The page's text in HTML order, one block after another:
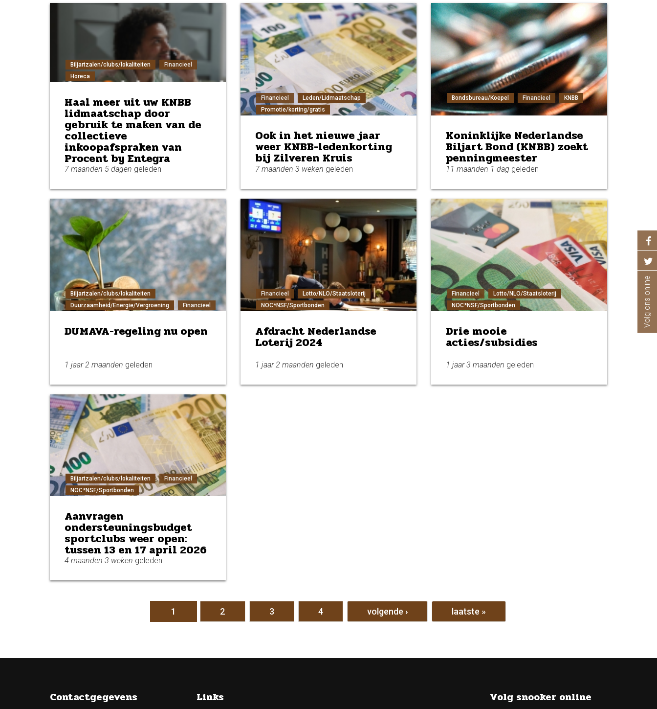
Biljartzalen/clubs/lokaliteiten
Financieel
Horeca
Haal meer uit uw KNBB
lidmaatschap door
gebruik te maken van de
collectieve
inkoopafspraken van
Procent by Entegra
7 maanden 5 dagen geleden
Financieel
Leden/Lidmaatschap
Promotie/korting/gratis
Ook in het nieuwe jaar
weer KNBB-ledenkorting
bij Zilveren Kruis
7 maanden 3 weken geleden
Bondsbureau/Koepel Financieel KNBB
Koninklijke Nederlandse
Biljart Bond (KNBB) zoekt
penningmeester
11 maanden 1 dag geleden
Biljartzalen/clubs/lokaliteiten
Duurzaamheid/Energie/Vergroening
Financieel
DUMAVA-regeling nu open
1 jaar 2 maanden geleden
Financieel
Lotto/NLO/Staatsloterij
NOC*NSF/Sportbonden
Afdracht Nederlandse
Loterij 2024
1 jaar 2 maanden geleden
Financieel
Lotto/NLO/Staatsloterij
NOC*NSF/Sportbonden
Drie mooie
acties/subsidies
1 jaar 3 maanden geleden
Biljartzalen/clubs/lokaliteiten
Financieel
NOC*NSF/Sportbonden
Aanvragen
ondersteuningsbudget
sportclubs weer open:
tussen 13 en 17 april 2026
4 maanden 3 weken geleden
1 2 3 4 volgende › laatste »
Volg ons online
Contactgegevens Links Volg snooker online